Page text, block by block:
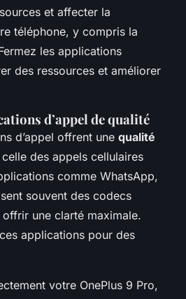
et affecter la
téléphone, y compris la
les applications
des ressources et améliorer
d’appel de qualité
d’appel offrent une qualité
des appels cellulaires
comme WhatsApp,
souvent des codecs
une clarté maximale.
applications pour des
votre OnePlus 9 Pro,